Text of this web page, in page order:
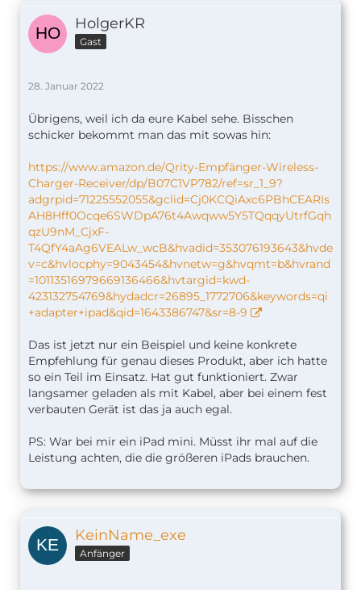
HolgerKR
Gast
28. Januar 2022
Übrigens, weil ich da eure Kabel sehe. Bisschen
schicker bekommt man das mit sowas hin:
https://www.amazon.de/Qrity-Empfänger-Wireless-
Charger-Receiver/dp/B07C1VP782/ref=sr_1_9?
adgrpid=71225552055&gclid=Cj0KCQiAxc6PBhCEARIs
AH8Hff0Ocqe6SWDpA76t4Awqww5Y5TQqqyUtrfGqh
qzU9nM_CjxF-
T4QfY4aAg6VEALw_wcB&hvadid=353076193643&hvde
v=c&hvlocphy=9043454&hvnetw=g&hvqmt=b&hvrand
=10113516979669136466&hvtargid=kwd-
423132754769&hydadcr=26895_1772706&keywords=qi
+adapter+ipad&qid=1643386747&sr=8-9
Das ist jetzt nur ein Beispiel und keine konkrete
Empfehlung für genau dieses Produkt, aber ich hatte
so ein Teil im Einsatz. Hat gut funktioniert. Zwar
langsamer geladen als mit Kabel, aber bei einem fest
verbauten Gerät ist das ja auch egal.
PS: War bei mir ein iPad mini. Müsst ihr mal auf die
Leistung achten, die die größeren iPads brauchen.
KeinName_exe
Anfänger